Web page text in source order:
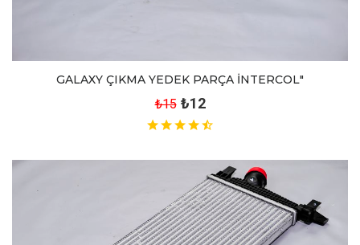
GALAXY ÇIKMA YEDEK PARÇA İNTERCOL"
₺15 ₺12